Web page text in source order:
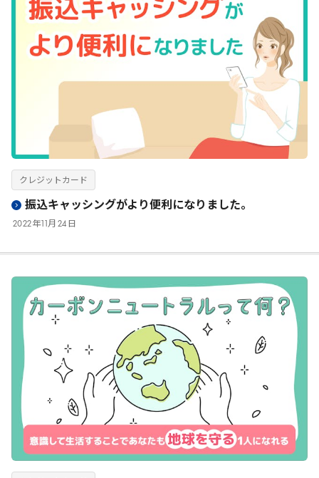
振込キャッシングがより便利になりました。
2022年 月 24 日
クレジットカード